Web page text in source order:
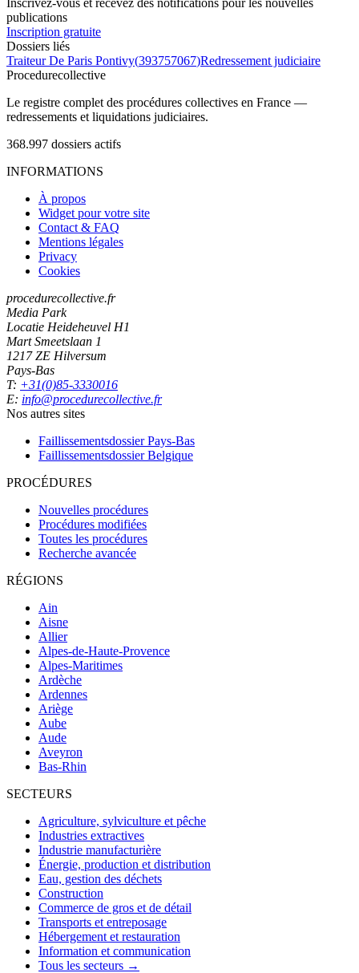
publications
Inscription gratuite
Dossiers liés
Traiteur De Paris Pontivy(393757067)Redressement judiciaire
Procedurecollective
Le registre complet des procédures collectives en France —
redressements et liquidations judiciaires.
368.997 dossiers actifs
INFORMATIONS
À propos
Widget pour votre site
Contact & FAQ
Mentions légales
Privacy
Cookies
procedurecollective.fr
Media Park
Locatie Heideheuvel H1
Mart Smeetslaan 1
1217 ZE Hilversum
Pays-Bas
T: +31(0)85-3330016
E: info@procedurecollective.fr
Nos autres sites
Faillissementsdossier Pays-Bas
Faillissementsdossier Belgique
PROCÉDURES
Nouvelles procédures
Procédures modifiées
Toutes les procédures
Recherche avancée
RÉGIONS
Ain
Aisne
Allier
Alpes-de-Haute-Provence
Alpes-Maritimes
Ardèche
Ardennes
Ariège
Aube
Aude
Aveyron
Bas-Rhin
SECTEURS
Agriculture, sylviculture et pêche
Industries extractives
Industrie manufacturière
Énergie, production et distribution
Eau, gestion des déchets
Construction
Commerce de gros et de détail
Transports et entreposage
Hébergement et restauration
Information et communication
Tous les secteurs →